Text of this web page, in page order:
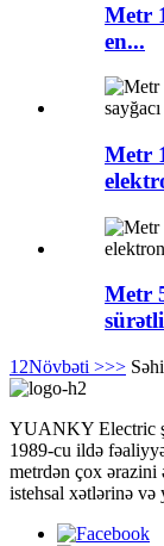
Metr
en...
Metr
Metr
1 2Növbəti >>>
YUANKY Electric
1989-cu ildə
metrdən çox ərazini
istehsal xətlərinə və